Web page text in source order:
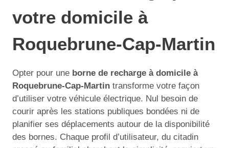
votre domicile à
Roquebrune-Cap-Martin
Opter pour une borne de recharge à domicile à
Roquebrune-Cap-Martin transforme votre façon
d’utiliser votre véhicule électrique. Nul besoin de
courir après les stations publiques bondées ni de
planifier ses déplacements autour de la disponibilité
des bornes. Chaque profil d’utilisateur, du citadin